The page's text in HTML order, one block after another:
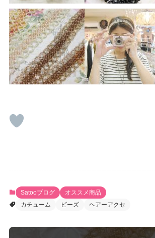
Satooブログ
オススメ商品
カチューム
ビーズ ヘアーアクセ